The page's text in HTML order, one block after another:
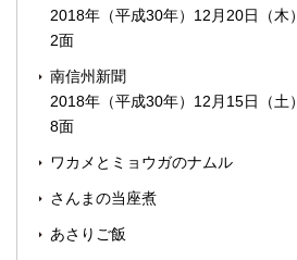
2018年（平成30年）12月20日（木）
2面
南信州新聞
2018年（平成30年）12月15日（土）
8面
ワカメとミョウガのナムル
さんまの当座煮
あさりご飯